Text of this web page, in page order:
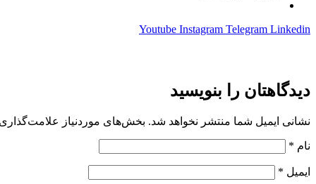
Youtube Instagram Telegram Linkedin
دیدگاهتان را بنویسید
نشانی ایمیل شما منتشر نخواهد شد. بخش‌های موردنیاز
نام *
ایمیل *